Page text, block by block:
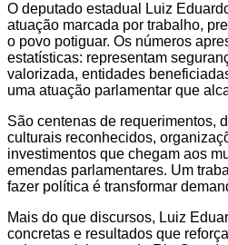
O deputado estadual Luiz
atuação marcada por trabalho,
o povo potiguar. Os números
estatísticas: representam
valorizada, entidades
uma atuação parlamentar que
São centenas de requerimentos,
culturais reconhecidos,
investimentos que chegam aos
emendas parlamentares. Um
fazer política é transformar
Mais do que discursos, Luiz
concretas e resultados que